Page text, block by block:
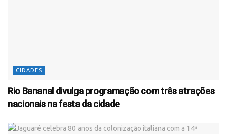
CIDADES
Rio Bananal divulga programação com três atrações
nacionais na festa da cidade